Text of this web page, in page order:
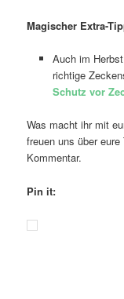
Magischer Extra-
Auch im
richtige
Schutz vor
Was macht ihr mit
freuen uns über
Kommentar.
Pin it: